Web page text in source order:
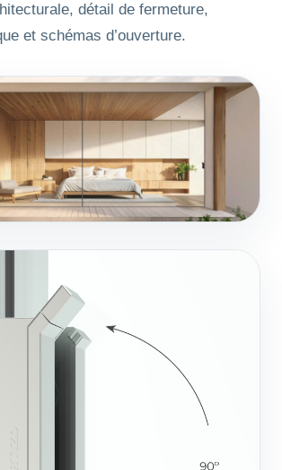
détail de fermeture,
et schémas d’ouverture.